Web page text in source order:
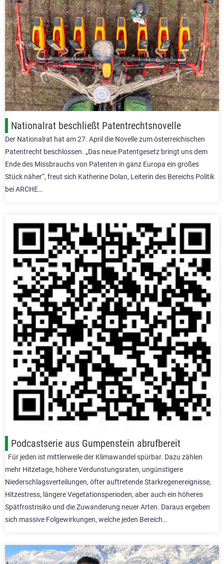
Nationalrat beschließt Patentrechtsnovelle
Der Nationalrat hat am 27. April die Novelle zum österreichischen
Patentrecht beschlossen. „Das neue Patentgesetz bringt uns dem
Ende des Missbrauchs von Patenten in ganz Europa ein großes
Stück näher“, freut sich Katherine Dolan, Leiterin des Bereichs Politik
bei ARCHE…
Podcastserie aus Gumpenstein abrufbereit
Für jeden ist mittlerweile der Klimawandel spürbar. Dazu zählen
mehr Hitzetage, höhere Verdunstungsraten, ungünstigere
Niederschlagsverteilungen, öfter auftretende Starkregenereignisse,
Hitzestress, längere Vegetationsperioden, aber auch ein höheres
Spätfrostrisiko und die Zuwanderung neuer Arten. Daraus ergeben
sich massive Folgewirkungen, welche jeden Bereich…